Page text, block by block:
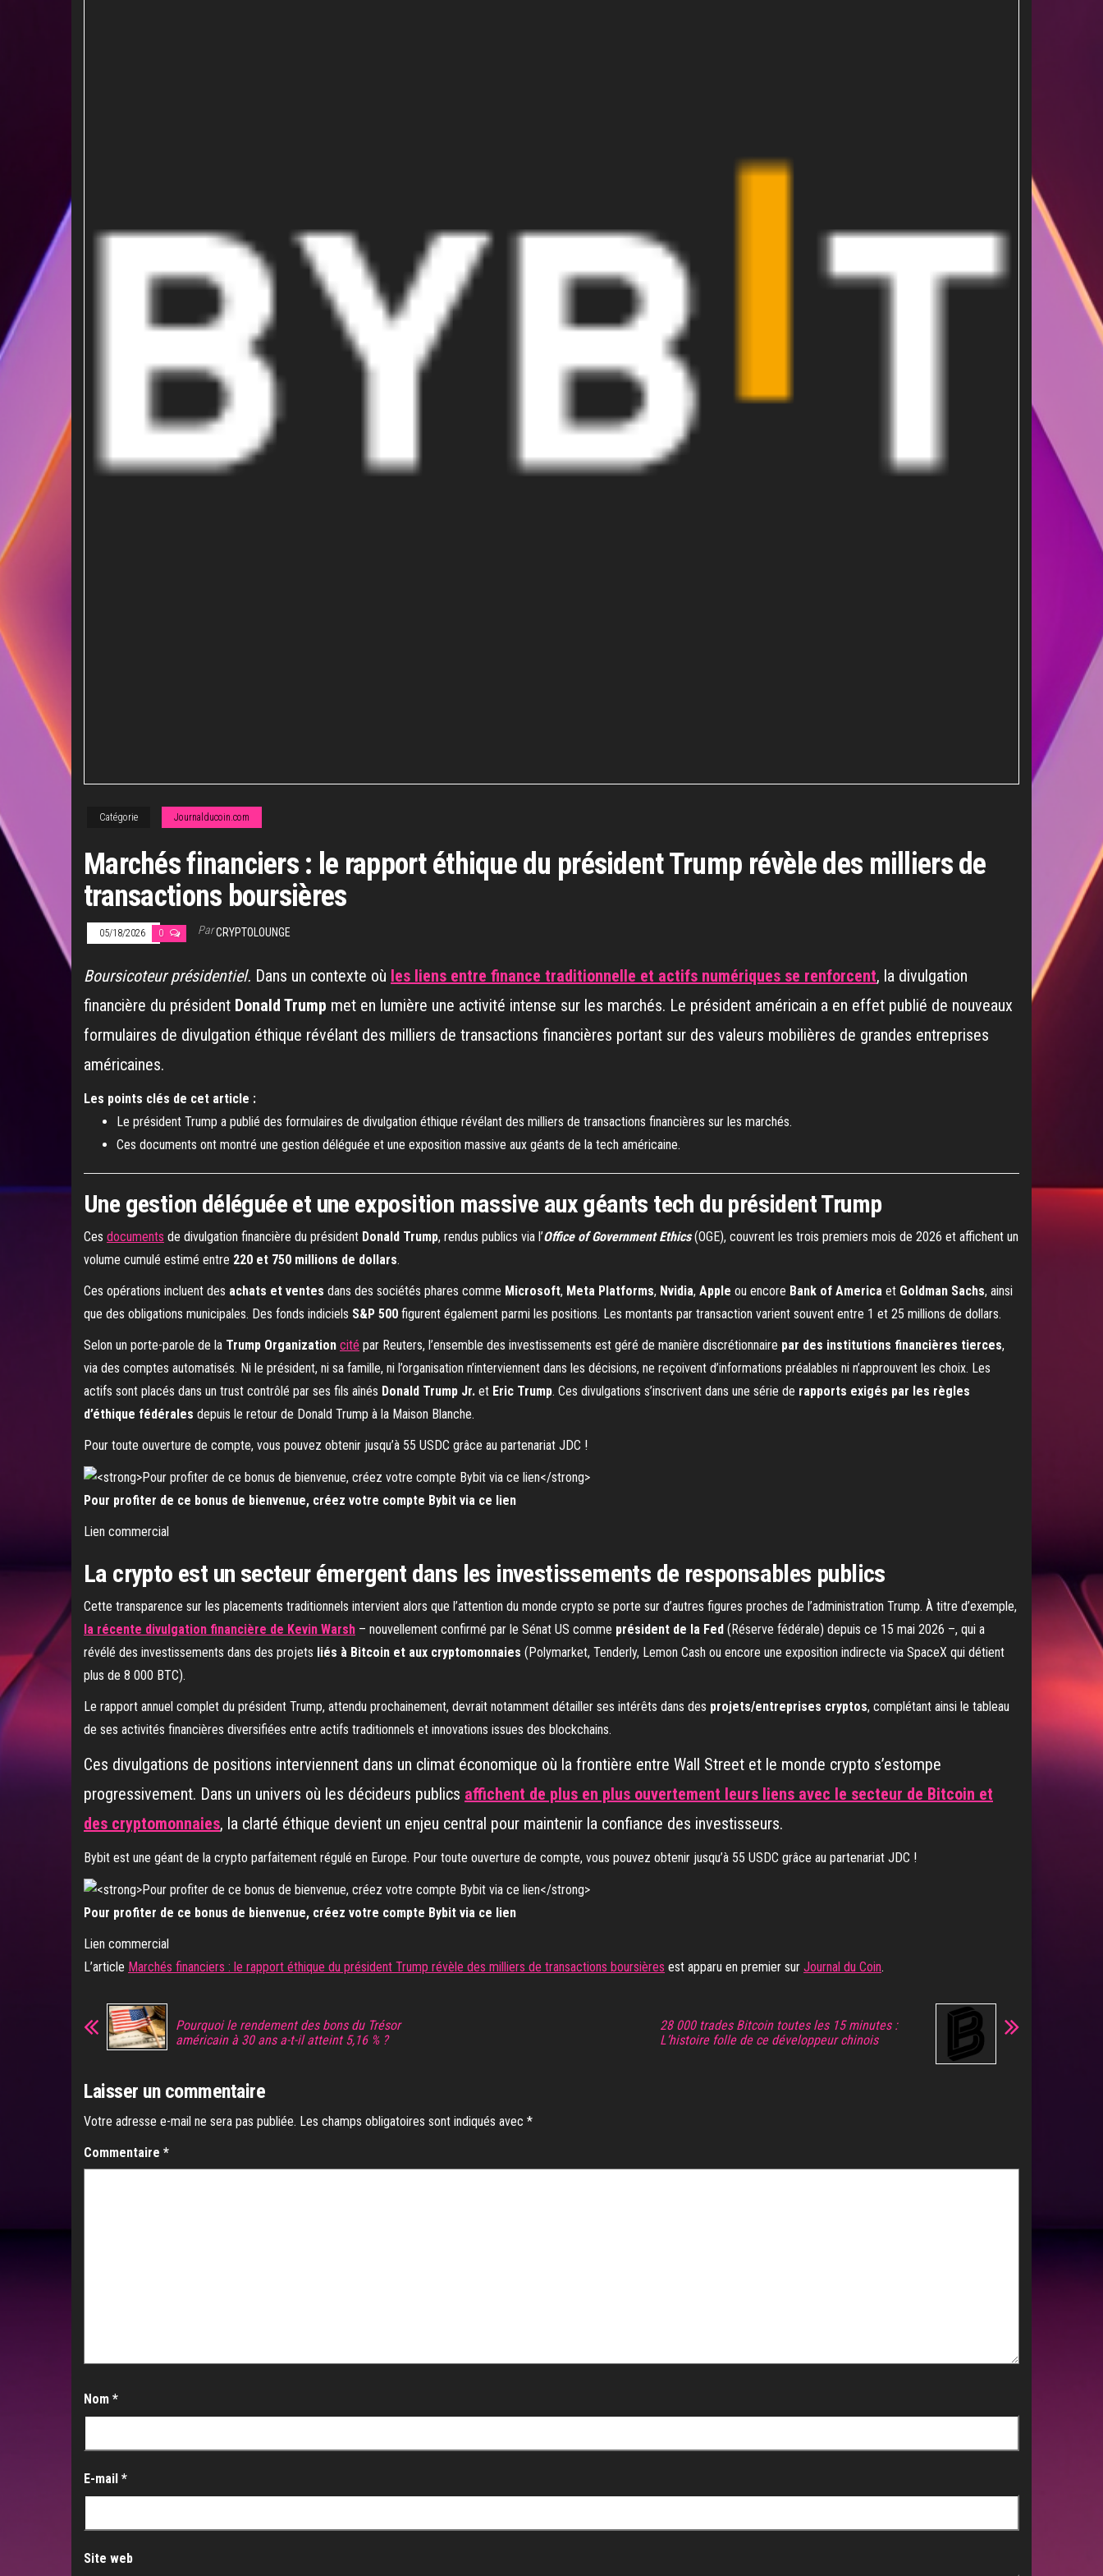
Catégorie Journalducoin.com
Marchés financiers : le rapport éthique du président Trump révèle des milliers de
transactions boursières
05/18/2026 0 ParCRYPTOLOUNGE
Boursicoteur présidentiel. Dans un contexte où les liens entre finance traditionnelle et actifs numériques se renforcent, la divulgation
financière du président Donald Trump met en lumière une activité intense sur les marchés. Le président américain a en effet publié de nouveaux
formulaires de divulgation éthique révélant des milliers de transactions financières portant sur des valeurs mobilières de grandes entreprises
américaines.
Les points clés de cet article :
Le président Trump a publié des formulaires de divulgation éthique révélant des milliers de transactions financières sur les marchés.
Ces documents ont montré une gestion déléguée et une exposition massive aux géants de la tech américaine.
Une gestion déléguée et une exposition massive aux géants tech du président Trump
Ces documents de divulgation financière du président Donald Trump, rendus publics via l’Office of Government Ethics(OGE), couvrent les trois premiers mois de 2026 et affichent un
volume cumulé estimé entre 220 et 750 millions de dollars.
Ces opérations incluent des achats et ventes dans des sociétés phares comme Microsoft, Meta Platforms, Nvidia, Apple ou encore Bank of America et Goldman Sachs, ainsi
que des obligations municipales. Des fonds indiciels S&P 500 figurent également parmi les positions. Les montants par transaction varient souvent entre 1 et 25 millions de dollars.
Selon un porte-parole de la Trump Organization cité par Reuters, l’ensemble des investissements est géré de manière discrétionnaire par des institutions financières tierces,
via des comptes automatisés. Ni le président, ni sa famille, ni l’organisation n’interviennent dans les décisions, ne reçoivent d’informations préalables ni n’approuvent les choix. Les
actifs sont placés dans un trust contrôlé par ses fils aînés Donald Trump Jr. et Eric Trump. Ces divulgations s’inscrivent dans une série de rapports exigés par les règles
d’éthique fédérales depuis le retour de Donald Trump à la Maison Blanche.
Pour toute ouverture de compte, vous pouvez obtenir jusqu’à 55 USDC grâce au partenariat JDC !
Pour profiter de ce bonus de bienvenue, créez votre compte Bybit via ce lien
Lien commercial
La crypto est un secteur émergent dans les investissements de responsables publics
Cette transparence sur les placements traditionnels intervient alors que l’attention du monde crypto se porte sur d’autres figures proches de l’administration Trump. À titre d’exemple,
la récente divulgation financière de Kevin Warsh – nouvellement confirmé par le Sénat US comme président de la Fed (Réserve fédérale) depuis ce 15 mai 2026 –, qui a
révélé des investissements dans des projets liés à Bitcoin et aux cryptomonnaies (Polymarket, Tenderly, Lemon Cash ou encore une exposition indirecte via SpaceX qui détient
plus de 8 000 BTC).
Le rapport annuel complet du président Trump, attendu prochainement, devrait notamment détailler ses intérêts dans des projets/entreprises cryptos, complétant ainsi le tableau
de ses activités financières diversifiées entre actifs traditionnels et innovations issues des blockchains.
Ces divulgations de positions interviennent dans un climat économique où la frontière entre Wall Street et le monde crypto s’estompe
progressivement. Dans un univers où les décideurs publics affichent de plus en plus ouvertement leurs liens avec le secteur de Bitcoin et
des cryptomonnaies, la clarté éthique devient un enjeu central pour maintenir la confiance des investisseurs.
Bybit est une géant de la crypto parfaitement régulé en Europe. Pour toute ouverture de compte, vous pouvez obtenir jusqu’à 55 USDC grâce au partenariat JDC !
Pour profiter de ce bonus de bienvenue, créez votre compte Bybit via ce lien
Lien commercial
L’article Marchés financiers : le rapport éthique du président Trump révèle des milliers de transactions boursières est apparu en premier sur Journal du Coin.
Pourquoi le rendement des bons du Trésor
américain à 30 ans a-t-il atteint 5,16 % ?
28 000 trades Bitcoin toutes les 15 minutes :
L’histoire folle de ce développeur chinois
Laisser un commentaire
Votre adresse e-mail ne sera pas publiée. Les champs obligatoires sont indiqués avec *
Commentaire *
Nom *
E-mail *
Site web